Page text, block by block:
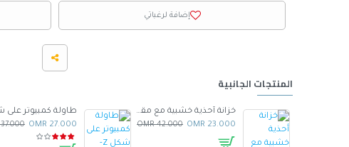
إضافة لرغباتي
المنتجات الجانبية
خزانة أحذية خشبية مع مقعد أسود
23.000 OMR
42.000 OMR
27.000 OMR
37.000 OMR